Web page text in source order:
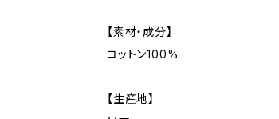
【素材・成分】
コットン100%
【生産地】